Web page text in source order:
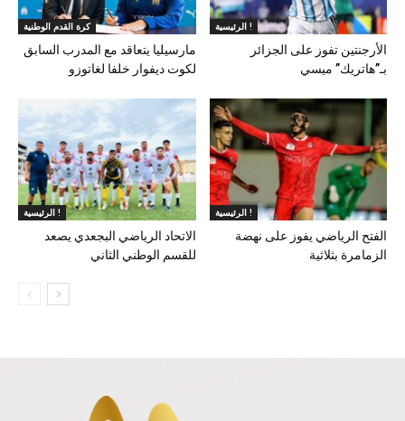
كرة القدم الوطنية
مارسيليا يتعاقد مع المدرب السابق
لكوت ديفوار خلفا لغاتوزو
الرئيسية !
الأرجنتين تفوز على الجزائر
بـ”هاتريك” ميسي
الرئيسية !
الاتحاد الرياضي البجعدي يصعد
للقسم الوطني الثاني
الرئيسية !
الفتح الرياضي يفوز على نهضة
الزمامرة بثلاثية